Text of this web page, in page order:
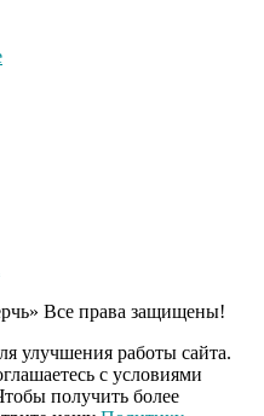
Все права защищены!
улучшения работы сайта.
с условиями
получить более